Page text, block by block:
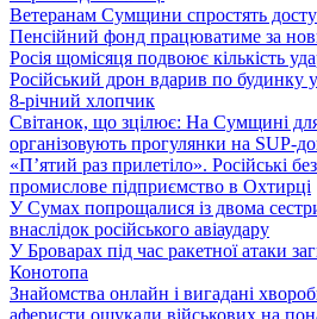
Ветеранам Сумщини спростять
Пенсійний фонд працюватиме за
Росія щомісяця подвоює кількість
Російський дрон вдарив по будинку
8-річний хлопчик
Світанок, що зцілює: На Сумщині для
організовують прогулянки на SUP-
«П’ятий раз прилетіло». Російські
промислове підприємство в Охтирці
У Сумах попрощалися із двома
внаслідок російського авіаудару
У Броварах під час ракетної атаки
Конотопа
Знайомства онлайн і вигадані
аферисти ошукали військових на